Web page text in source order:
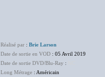
Réalisé par : Brie Larson
Date de sortie en VOD : 05 Avril 2019
Date de sortie DVD/Blu-Ray :
Long Métrage : Américain